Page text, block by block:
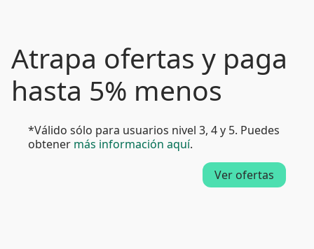
Atrapa ofertas y paga
hasta 5% menos
*Válido sólo para usuarios nivel 3, 4 y 5. Puedes
obtener más información aquí.
Ver ofertas